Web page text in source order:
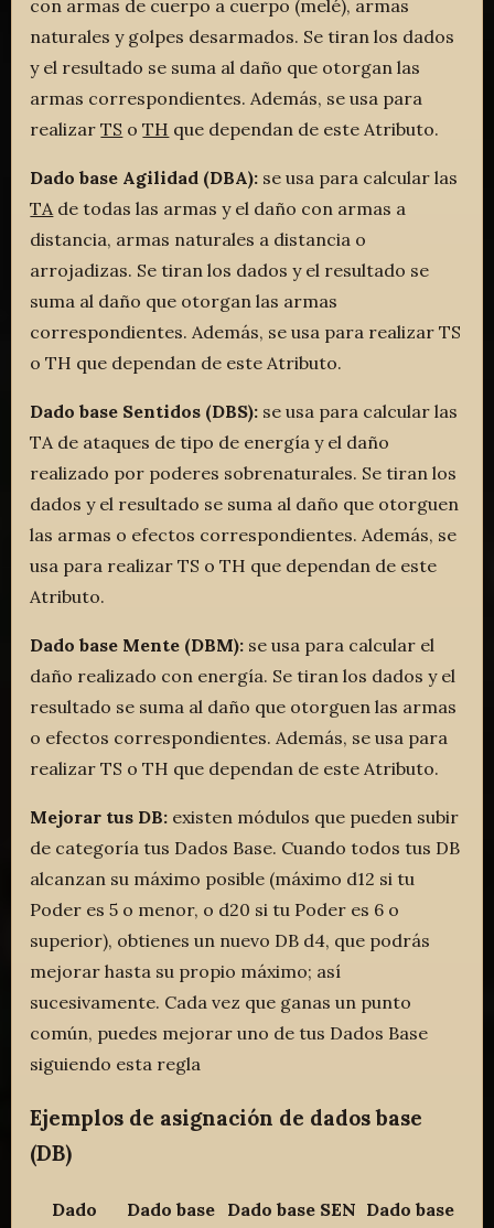
con armas de cuerpo a cuerpo (melé), armas
naturales y golpes desarmados. Se tiran los dados
y el resultado se suma al daño que otorgan las
armas correspondientes. Además, se usa para
realizarTS oTH que dependan de este Atributo.
Dado base Agilidad (DBA): se usa para calcular las
TA de todas las armas y el daño con armas a
distancia, armas naturales a distancia o
arrojadizas. Se tiran los dados y el resultado se
suma al daño que otorgan las armas
correspondientes. Además, se usa para realizar TS
o TH que dependan de este Atributo.
Dado base Sentidos (DBS): se usa para calcular las
TA de ataques de tipo de energía y el daño
realizado por poderes sobrenaturales. Se tiran los
dados y el resultado se suma al daño que otorguen
las armas o efectos correspondientes. Además, se
usa para realizar TS o TH que dependan de este
Atributo.
Dado base Mente (DBM): se usa para calcular el
daño realizado con energía. Se tiran los dados y el
resultado se suma al daño que otorguen las armas
o efectos correspondientes. Además, se usa para
realizar TS o TH que dependan de este Atributo.
Mejorar tus DB: existen módulos que pueden subir
de categoría tus Dados Base. Cuando todos tus DB
alcanzan su máximo posible (máximo d12 si tu
Poder es 5 o menor, o d20 si tu Poder es 6 o
superior), obtienes un nuevo DB d4, que podrás
mejorar hasta su propio máximo; así
sucesivamente. Cada vez que ganas un punto
común, puedes mejorar uno de tus Dados Base
siguiendo esta regla
Ejemplos de asignación de dados base
(DB)
Dado
Dado base Dado base SEN Dado base